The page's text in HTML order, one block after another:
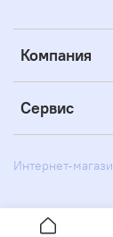
Компания
Сервис
Интернет-